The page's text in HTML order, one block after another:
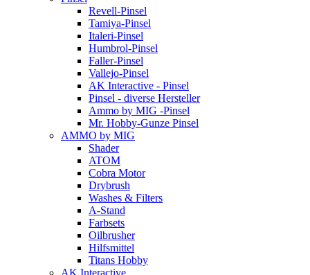
Revell-Pinsel
Tamiya-Pinsel
Italeri-Pinsel
Humbrol-Pinsel
Faller-Pinsel
Vallejo-Pinsel
AK Interactive - Pinsel
Pinsel - diverse Hersteller
Ammo by MIG -Pinsel
Mr. Hobby-Gunze Pinsel
AMMO by MIG
Shader
ATOM
Cobra Motor
Drybrush
Washes & Filters
A-Stand
Farbsets
Oilbrusher
Hilfsmittel
Titans Hobby
AK Interactive